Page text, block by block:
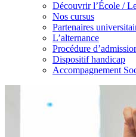
Découvrir l’École /
Nos cursus
Partenaires
L’alternance
Procédure
Dispositif handicap
Accompagnement